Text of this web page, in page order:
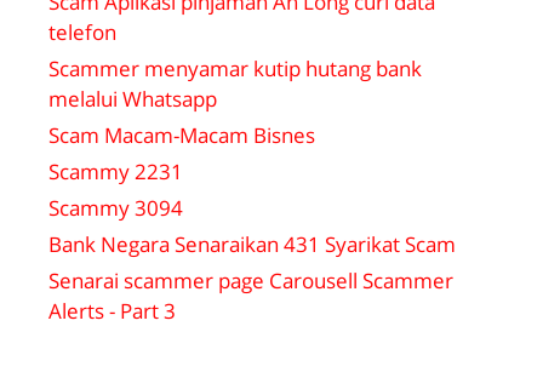
telefon
Scammer menyamar kutip hutang bank
melalui Whatsapp
Scam Macam-Macam Bisnes
Scammy 2231
Scammy 3094
Bank Negara Senaraikan 431 Syarikat Scam
Senarai scammer page Carousell Scammer
Alerts - Part 3